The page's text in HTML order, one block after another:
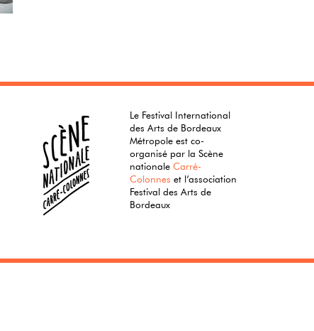
Le Festival International
des Arts de Bordeaux
Métropole est co-
organisé par la Scène
nationaleCarré-
Colonnes et l’association
Festival des Arts de
Bordeaux